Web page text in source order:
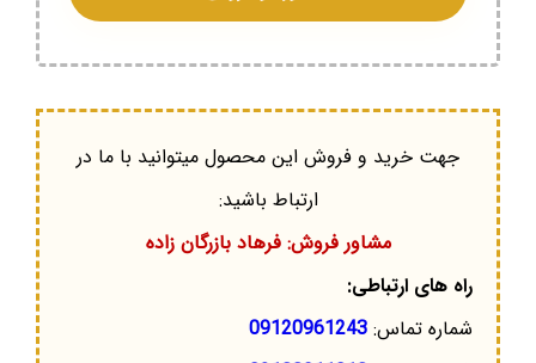
جهت خرید و فروش این محصول میتوانید با ما در
ارتباط باشید:
مشاور فروش: فرهاد بازرگان زاده
راه های ارتباطی:
شماره تماس: 09120961243